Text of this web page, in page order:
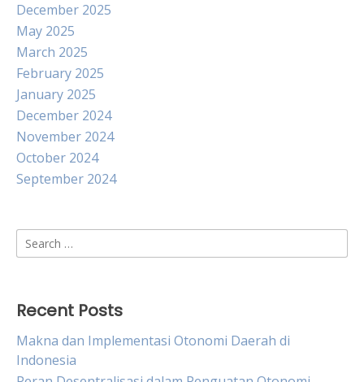
December 2025
May 2025
March 2025
February 2025
January 2025
December 2024
November 2024
October 2024
September 2024
Search
for:
Recent Posts
Makna dan Implementasi Otonomi Daerah di
Indonesia